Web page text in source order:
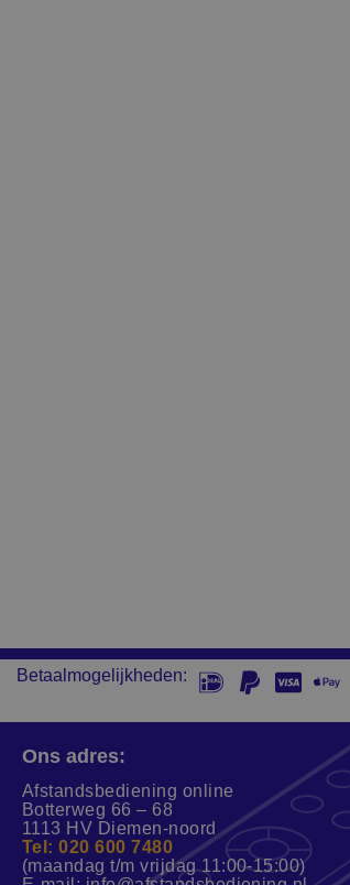
Betaalmogelijkheden:
Ons adres:
Afstandsbediening online
Botterweg 66 – 68
1113 HV Diemen-noord
Tel: 020 600 7480
(maandag t/m vrijdag 11:00-15:00)